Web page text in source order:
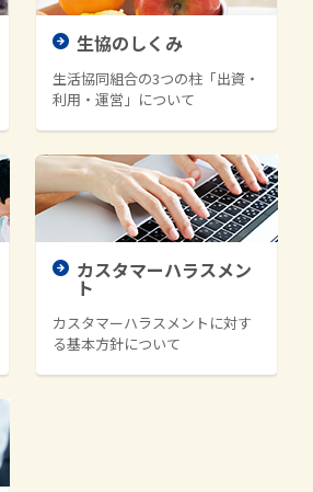
生協のしくみ
生活協同組合の3つの柱「出資・
利用・運営」について
カスタマーハラスメン
ト
カスタマーハラスメントに対す
る基本方針について